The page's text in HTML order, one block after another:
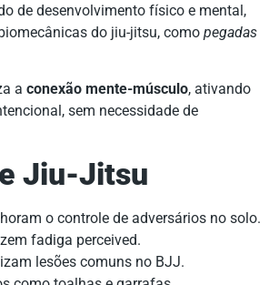
de desenvolvimento físico e mental,
do jiu-jitsu, como pegadas
a conexão mente-músculo, ativando
sem necessidade de
Jiu-Jitsu
o controle de adversários no solo.
fadiga perceived.
lesões comuns no BJJ.